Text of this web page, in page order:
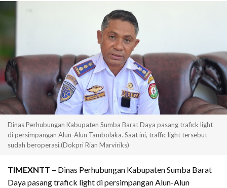
Dinas Perhubungan Kabupaten Sumba Barat Daya pasang trafick light
di persimpangan Alun-Alun Tambolaka. Saat ini, traffic light tersebut
sudah beroperasi.(Dokpri Rian Marviriks)
TIMEXNTT – Dinas Perhubungan Kabupaten Sumba Barat
Daya pasang trafick light di persimpangan Alun-Alun